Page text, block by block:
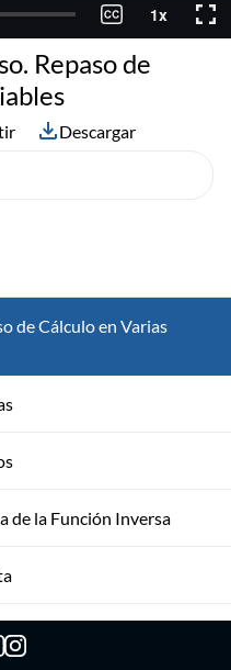
de Cálculo en Varias
de la Función Inversa
Repaso de
Descargar